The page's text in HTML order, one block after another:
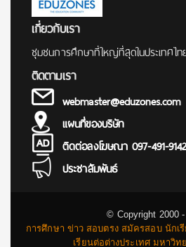
เกี่ยวกับเรา
ชุมชนการศึกษาที่ใหญ่ที่สุดในประเทศไท
ติดตามเรา
webmaster@eduzones.com
แผนที่ของบริษัท
ติดต่อลงโฆษณา 097-491-
ประชาสัมพันธ์
© Copyright 2000
การศึกษา ข่าว สอบตรง สมัครสอบ นัก
เรียนต่อต่างประเทศ มหาวิท